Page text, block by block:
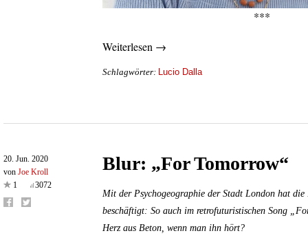
***
Weiterlesen →
Schlagwörter: Lucio Dalla
20. Jun. 2020
von Joe Kroll
1
3072
Blur: „For Tomorrow“
Mit der Psychogeographie der Stadt London hat
beschäftigt: So auch im retrofuturistischen Song
Herz aus Beton, wenn man ihn hört?